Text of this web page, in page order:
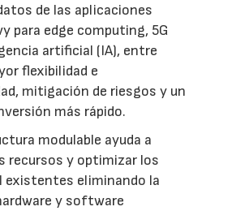
de las aplicaciones
para edge computing, 5G
artificial (IA), entre
flexibilidad e
mitigación de riesgos y un
más rápido.
modulable ayuda a
recursos y optimizar los
existentes eliminando la
y software